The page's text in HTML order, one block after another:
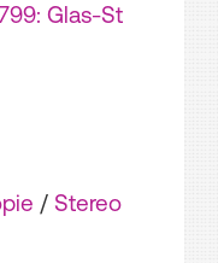
Glas-St
/ Stereo